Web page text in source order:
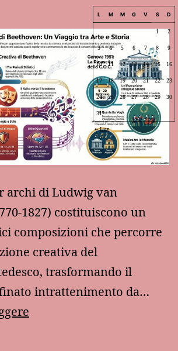
archi di Ludwig van
1827) costituiscono un
composizioni che percorre
creativa del
trasformando il
intrattenimento da…
L M M G V S D
1 2
3 4 5 6 7 8 9
10 11 12 13 14 15 16
17 18 19 20 21 22 23
24 25 26 27 28 29 30
31
Lug